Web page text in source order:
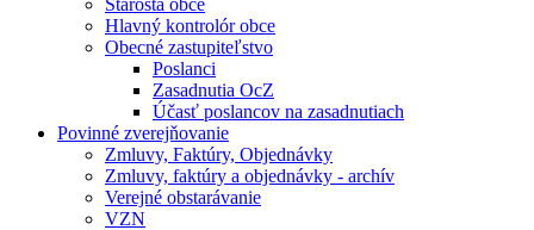
Starosta obce
Hlavný kontrolór obce
Obecné zastupiteľstvo
Poslanci
Zasadnutia OcZ
Účasť poslancov na zasadnutiach
Povinné zverejňovanie
Zmluvy, Faktúry, Objednávky
Zmluvy, faktúry a objednávky - archív
Verejné obstarávanie
VZN